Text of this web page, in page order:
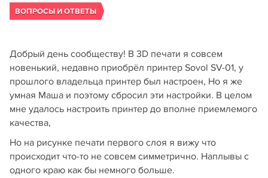
ВОПРОСЫ И ОТВЕТЫ
Добрый день сообществу! В 3D печати я совсем
новенький, недавно приобрёл принтер Sovol SV-01, у
прошлого владельца принтер был настроен, Но я же
умная Маша и поэтому сбросил эти настройки. В целом
мне удалось настроить принтер до вполне приемлемого
качества,
Но на рисунке печати первого слоя я вижу что
происходит что-то не совсем симметрично. Наплывы с
одного краю как бы немного больше.